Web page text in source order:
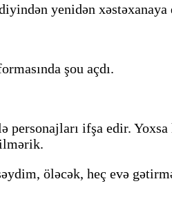
yenidən xəstəxanaya
şou açdı.
personajları ifşa edir.
öləcək, heç evə